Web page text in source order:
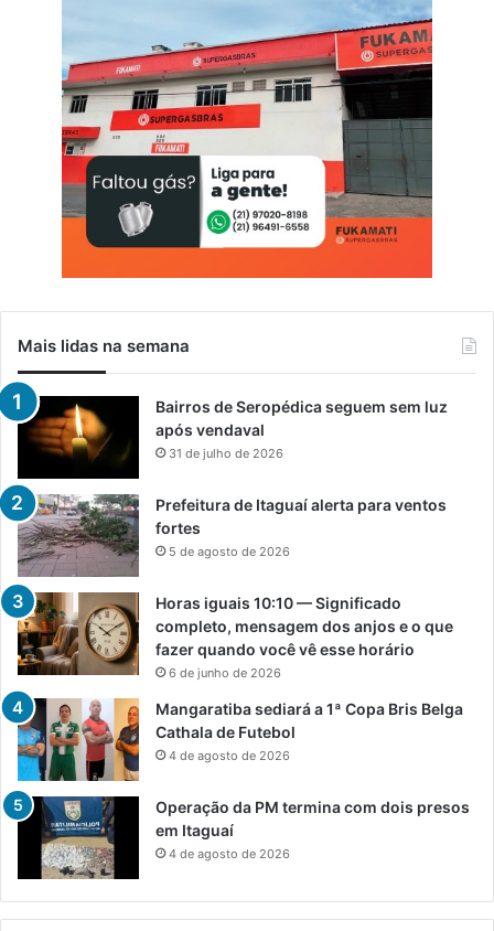
Mais lidas na semana
Bairros de Seropédica seguem sem luz
após vendaval
31 de julho de 2026
Prefeitura de Itaguaí alerta para ventos
fortes
5 de agosto de 2026
Horas iguais 10:10 — Significado
completo, mensagem dos anjos e o que
fazer quando você vê esse horário
6 de junho de 2026
Mangaratiba sediará a 1ª Copa Bris Belga
Cathala de Futebol
4 de agosto de 2026
Operação da PM termina com dois presos
em Itaguaí
4 de agosto de 2026